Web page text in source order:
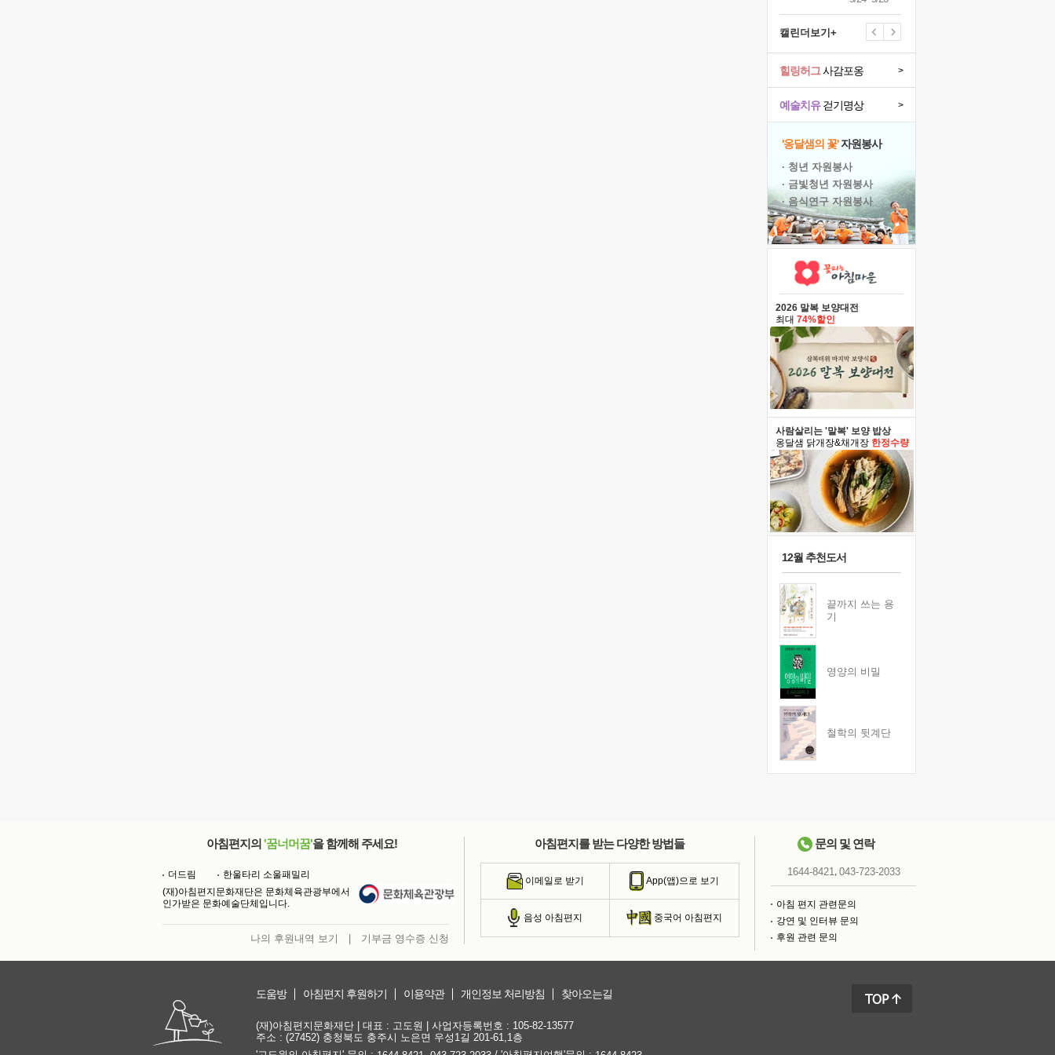
캘린더보기+
예술치유걷기명상 >
힐링허그사감포옹 >
'옹달샘의 꽃'자원봉사
· 청년 자원봉사
· 금빛청년 자원봉사
· 음식연구 자원봉사
2026 말복 보양대전
최대 74%할인
사람살리는 '말복' 보양 밥상
옹달샘 닭개장&채개장 한정수량
12월 추천도서
끝까지 쓰는 용
기
영양의 비밀
철학의 뒷계단
아침편지의 '꿈너머꿈'을 함께해 주세요!
더드림
한울타리 소울패밀리
(재)아침편지문화재단은 문화체육관광부에서
인가받은 문화예술단체입니다.
나의 후원내역 보기 기부금 영수증 신청
아침편지를 받는 다양한 방법들
이메일로 받기 App(앱)으로 보기
음성 아침편지 중국어 아침편지
문의 및 연락
1644-8421, 043-723-2033
아침 편지 관련문의
강연 및 인터뷰 문의
후원 관련 문의
도움방 아침편지 후원하기 이용약관 개인정보 처리방침 찾아오는길
(재)아침편지문화재단 | 대표 : 고도원 | 사업자등록번호 : 105-82-13577
주소 : (27452) 충청북도 충주시 노은면 우성1길 201-61,1층